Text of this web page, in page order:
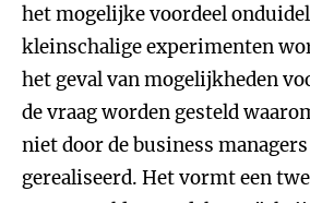
het mogelijke voordeel
kleinschalige experimenten
het geval van mogelijkheden
de vraag worden gesteld
niet door de business
gerealiseerd. Het vormt een